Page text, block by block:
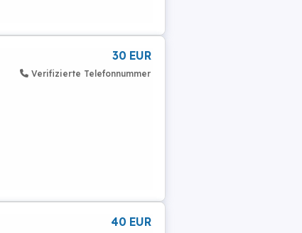
30 EUR
Verifizierte Telefonnummer
40 EUR